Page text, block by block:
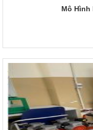
Mô Hình